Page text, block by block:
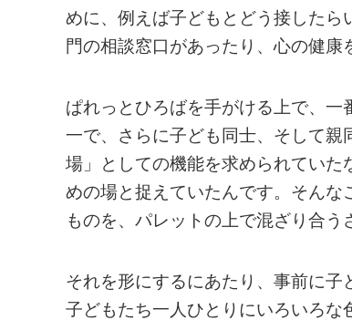
めに、例えば子どもとどう接した
門の相談窓口があったり、心の健康
ぱれっとひろばを手がける上で、
一で、さらに子ども同士、そして
場」としての機能を求められてい
めの場と捉えていたんです。そん
ものを、パレットの上で混ざり合
それを形にするにあたり、事前に
子どもたち一人ひとりにいろいろ